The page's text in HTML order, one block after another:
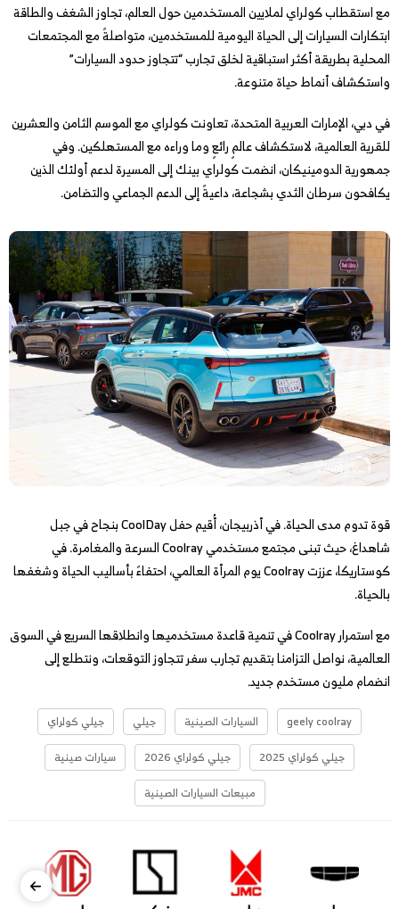
مع استقطاب كولراي لملايين المستخدمين حول العالم، تجاوز الشغف والطاقة
ابتكارات السيارات إلى الحياة اليومية للمستخدمين، متواصلةً مع المجتمعات
المحلية بطريقة أكثر استباقية لخلق تجارب “تتجاوز حدود السيارات”
واستكشاف أنماط حياة متنوعة.
في دبي، الإمارات العربية المتحدة، تعاونت كولراي مع الموسم الثامن والعشرين
للقرية العالمية، لاستكشاف عالمٍ رائعٍ وما وراءه مع المستهلكين. وفي
جمهورية الدومينيكان، انضمت كولراي بينك إلى المسيرة لدعم أولئك الذين
يكافحون سرطان الثدي بشجاعة، داعيةً إلى الدعم الجماعي والتضامن.
قوة تدوم مدى الحياة. في أذربيجان، أُقيم حفل CoolDay بنجاح في جبل
شاهداغ، حيث تبنى مجتمع مستخدمي Coolray السرعة والمغامرة. في
كوستاريكا، عززت Coolray يوم المرأة العالمي، احتفاءً بأساليب الحياة وشغفها
بالحياة.
مع استمرار Coolray في تنمية قاعدة مستخدميها وانطلاقها السريع في السوق
العالمية، نواصل التزامنا بتقديم تجارب سفر تتجاوز التوقعات، ونتطلع إلى
انضمام مليون مستخدم جديد.
geely coolray السيارات الصينية جيلي
جيلي كولراي
جيلي كولراي 2025
جيلي كولراي 2026
سيارات صينية
مبيعات السيارات الصينية